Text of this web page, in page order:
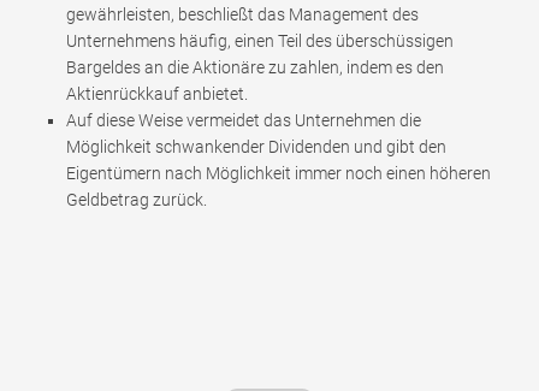
gewährleisten, beschließt das Management des
Unternehmens häufig, einen Teil des überschüssigen
Bargeldes an die Aktionäre zu zahlen, indem es den
Aktienrückkauf anbietet.
Auf diese Weise vermeidet das Unternehmen die
Möglichkeit schwankender Dividenden und gibt den
Eigentümern nach Möglichkeit immer noch einen höheren
Geldbetrag zurück.